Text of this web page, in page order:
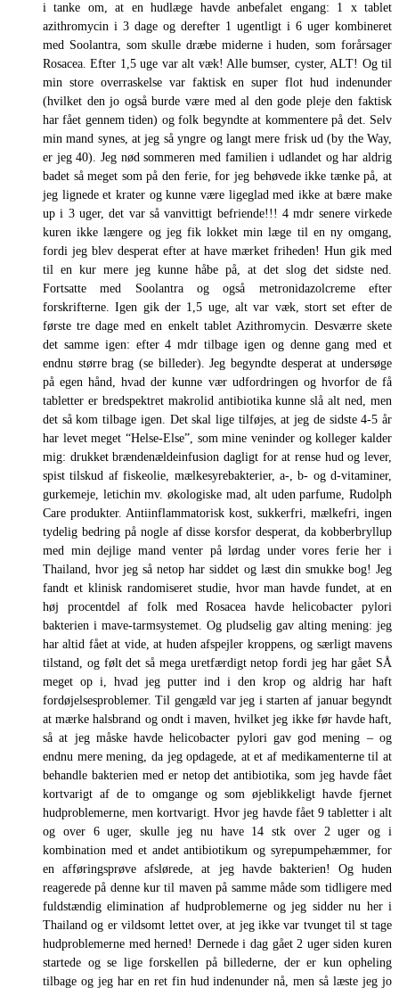
i tanke om, at en hudlæge havde anbefalet engang: 1 x tablet
azithromycin i 3 dage og derefter 1 ugentligt i 6 uger kombineret
med Soolantra, som skulle dræbe miderne i huden, som forårsager
Rosacea. Efter 1,5 uge var alt væk! Alle bumser, cyster, ALT! Og til
min store overraskelse var faktisk en super flot hud indenunder
(hvilket den jo også burde være med al den gode pleje den faktisk
har fået gennem tiden) og folk begyndte at kommentere på det. Selv
min mand synes, at jeg så yngre og langt mere frisk ud (by the Way,
er jeg 40). Jeg nød sommeren med familien i udlandet og har aldrig
badet så meget som på den ferie, for jeg behøvede ikke tænke på, at
jeg lignede et krater og kunne være ligeglad med ikke at bære make
up i 3 uger, det var så vanvittigt befriende!!! 4 mdr senere virkede
kuren ikke længere og jeg fik lokket min læge til en ny omgang,
fordi jeg blev desperat efter at have mærket friheden! Hun gik med
til en kur mere jeg kunne håbe på, at det slog det sidste ned.
Fortsatte med Soolantra og også metronidazolcreme efter
forskrifterne. Igen gik der 1,5 uge, alt var væk, stort set efter de
første tre dage med en enkelt tablet Azithromycin. Desværre skete
det samme igen: efter 4 mdr tilbage igen og denne gang med et
endnu større brag (se billeder). Jeg begyndte desperat at undersøge
på egen hånd, hvad der kunne vær udfordringen og hvorfor de få
tabletter er bredspektret makrolid antibiotika kunne slå alt ned, men
det så kom tilbage igen. Det skal lige tilføjes, at jeg de sidste 4-5 år
har levet meget “Helse-Else”, som mine veninder og kolleger kalder
mig: drukket brændenældeinfusion dagligt for at rense hud og lever,
spist tilskud af fiskeolie, mælkesyrebakterier, a-, b- og d-vitaminer,
gurkemeje, letichin mv. økologiske mad, alt uden parfume, Rudolph
Care produkter. Antiinflammatorisk kost, sukkerfri, mælkefri, ingen
tydelig bedring på nogle af disse korsfor desperat, da kobberbryllup
med min dejlige mand venter på lørdag under vores ferie her i
Thailand, hvor jeg så netop har siddet og læst din smukke bog! Jeg
fandt et klinisk randomiseret studie, hvor man havde fundet, at en
høj procentdel af folk med Rosacea havde helicobacter pylori
bakterien i mave-tarmsystemet. Og pludselig gav alting mening: jeg
har altid fået at vide, at huden afspejler kroppens, og særligt mavens
tilstand, og følt det så mega uretfærdigt netop fordi jeg har gået SÅ
meget op i, hvad jeg putter ind i den krop og aldrig har haft
fordøjelsesproblemer. Til gengæld var jeg i starten af januar begyndt
at mærke halsbrand og ondt i maven, hvilket jeg ikke før havde haft,
så at jeg måske havde helicobacter pylori gav god mening – og
endnu mere mening, da jeg opdagede, at et af medikamenterne til at
behandle bakterien med er netop det antibiotika, som jeg havde fået
kortvarigt af de to omgange og som øjeblikkeligt havde fjernet
hudproblemerne, men kortvarigt. Hvor jeg havde fået 9 tabletter i alt
og over 6 uger, skulle jeg nu have 14 stk over 2 uger og i
kombination med et andet antibiotikum og syrepumpehæmmer, for
en afføringsprøve afslørede, at jeg havde bakterien! Og huden
reagerede på denne kur til maven på samme måde som tidligere med
fuldstændig elimination af hudproblemerne og jeg sidder nu her i
Thailand og er vildsomt lettet over, at jeg ikke var tvunget til st tage
hudproblemerne med herned! Dernede i dag gået 2 uger siden kuren
startede og se lige forskellen på billederne, der er kun opheling
tilbage og jeg har en ret fin hud indenunder nå, men så læste jeg jo